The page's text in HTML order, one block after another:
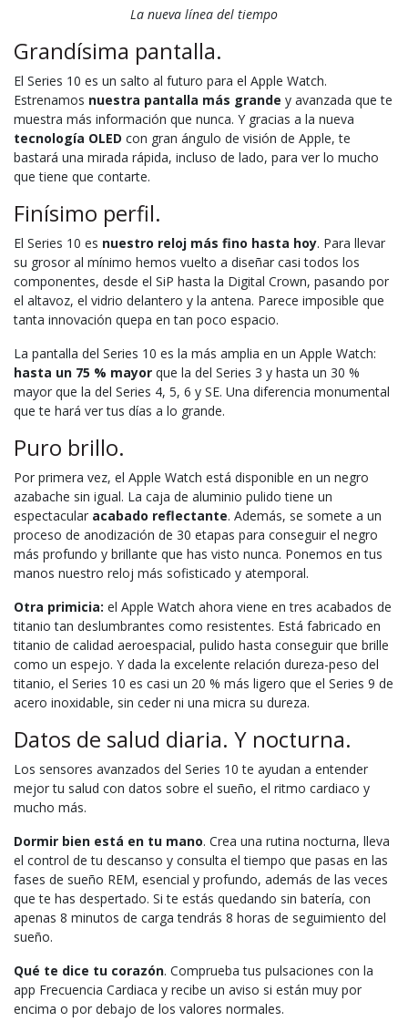
La nueva línea del tiempo
Grandísima pantalla.
El Series 10 es un salto al futuro para el Apple Watch.
Estrenamos nuestra pantalla más grande y avanzada que te
muestra más información que nunca. Y gracias a la nueva
tecnología OLED con gran ángulo de visión de Apple, te
bastará una mirada rápida, incluso de lado, para ver lo mucho
que tiene que contarte.
Finísimo perfil.
El Series 10 es nuestro reloj más fino hasta hoy. Para llevar
su grosor al mínimo hemos vuelto a diseñar casi todos los
componentes, desde el SiP hasta la Digital Crown, pasando por
el altavoz, el vidrio delantero y la antena. Parece imposible que
tanta innovación quepa en tan poco espacio.
La pantalla del Series 10 es la más amplia en un Apple Watch:
hasta un 75 % mayor que la del Series 3 y hasta un 30 %
mayor que la del Series 4, 5, 6 y SE. Una diferencia monumental
que te hará ver tus días a lo grande.
Puro brillo.
Por primera vez, el Apple Watch está disponible en un negro
azabache sin igual. La caja de aluminio pulido tiene un
espectacular acabado reflectante. Además, se somete a un
proceso de anodización de 30 etapas para conseguir el negro
más profundo y brillante que has visto nunca. Ponemos en tus
manos nuestro reloj más sofisticado y atemporal.
Otra primicia: el Apple Watch ahora viene en tres acabados de
titanio tan deslumbrantes como resistentes. Está fabricado en
titanio de calidad aeroespacial, pulido hasta conseguir que brille
como un espejo. Y dada la excelente relación dureza-peso del
titanio, el Series 10 es casi un 20 % más ligero que el Series 9 de
acero inoxidable, sin ceder ni una micra su dureza.
Datos de salud diaria. Y nocturna.
Los sensores avanzados del Series 10 te ayudan a entender
mejor tu salud con datos sobre el sueño, el ritmo cardiaco y
mucho más.
Dormir bien está en tu mano. Crea una rutina nocturna, lleva
el control de tu descanso y consulta el tiempo que pasas en las
fases de sueño REM, esencial y profundo, además de las veces
que te has despertado. Si te estás quedando sin batería, con
apenas 8 minutos de carga tendrás 8 horas de seguimiento del
sueño.
Qué te dice tu corazón. Comprueba tus pulsaciones con la
app Frecuencia Cardiaca y recibe un aviso si están muy por
encima o por debajo de los valores normales.